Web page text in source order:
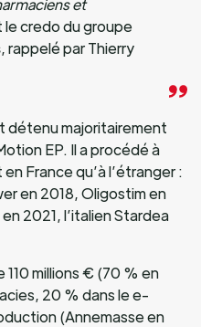
et
le credo du groupe
, rappelé par Thierry
détenu majoritairement
EP. Il a procédé à
France qu’à l’étranger :
en 2018, Oligostim en
2021, l’italien Stardea
millions € (70 % en
20 % dans le e-
(Annemasse en